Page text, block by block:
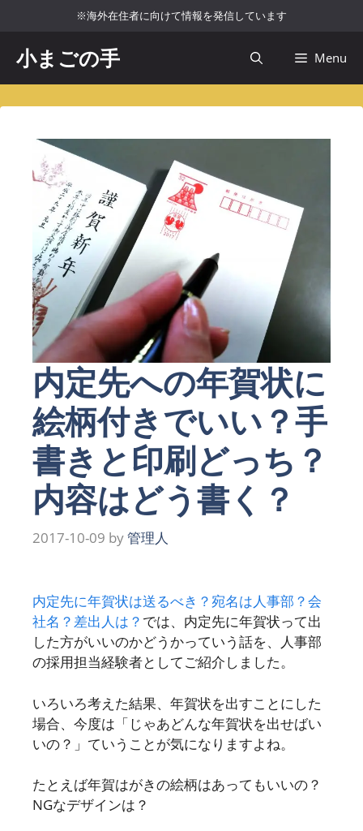
ツ
へ
※海外在住者に向けて情報を発信しています
小まごの手 Menu
内定先への年賀状に
絵柄付きでいい？手
書きと印刷どっち？
内容はどう書く？
2017-10-09 by管理人
内定先に年賀状は送るべき？宛名は人事部？会
社名？差出人は？ では、内定先に年賀状って出
した方がいいのかどうかっていう話を、人事部
の採用担当経験者としてご紹介しました。
いろいろ考えた結果、年賀状を出すことにした
場合、今度は「じゃあどんな年賀状を出せばい
いの？」ていうことが気になりますよね。
たとえば年賀はがきの絵柄はあってもいいの？
NGなデザインは？